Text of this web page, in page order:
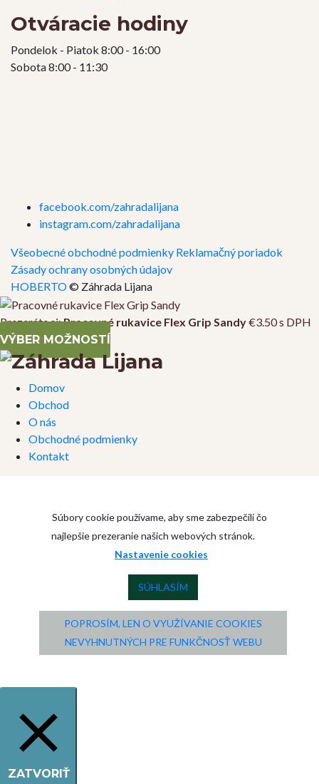
Otváracie hodiny
Pondelok - Piatok 8:00 - 16:00
Sobota 8:00 - 11:30
facebook.com/zahradalijana
instagram.com/zahradalijana
Všeobecné obchodné podmienky Reklamačný poriadok
Zásady ochrany osobných údajov
HOBERTO© Záhrada Lijana
Prezeráte si:Pracovné rukavice Flex Grip Sandy€3.50s DPH
VÝBER MOŽNOSTÍ
Domov
Obchod
O nás
Obchodné podmienky
Kontakt
Súbory cookie používame, aby sme zabezpečili čo
najlepšie prezeranie našich webových stránok.
Nastavenie cookies
SÚHLASÍM
POPROSÍM, LEN O VYUŽÍVANIE COOKIES
NEVYHNUTNÝCH PRE FUNKČNOSŤ WEBU
ZATVORIŤ